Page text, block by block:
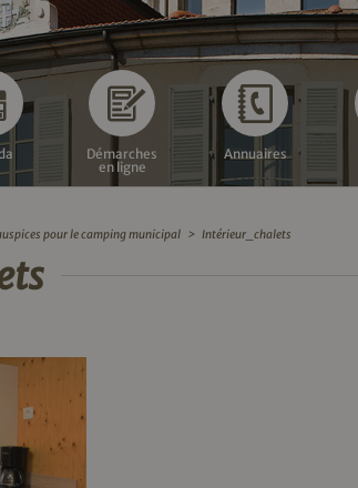
Démarches
en ligne
Annuaires
pour le camping municipal > Intérieur_chalets